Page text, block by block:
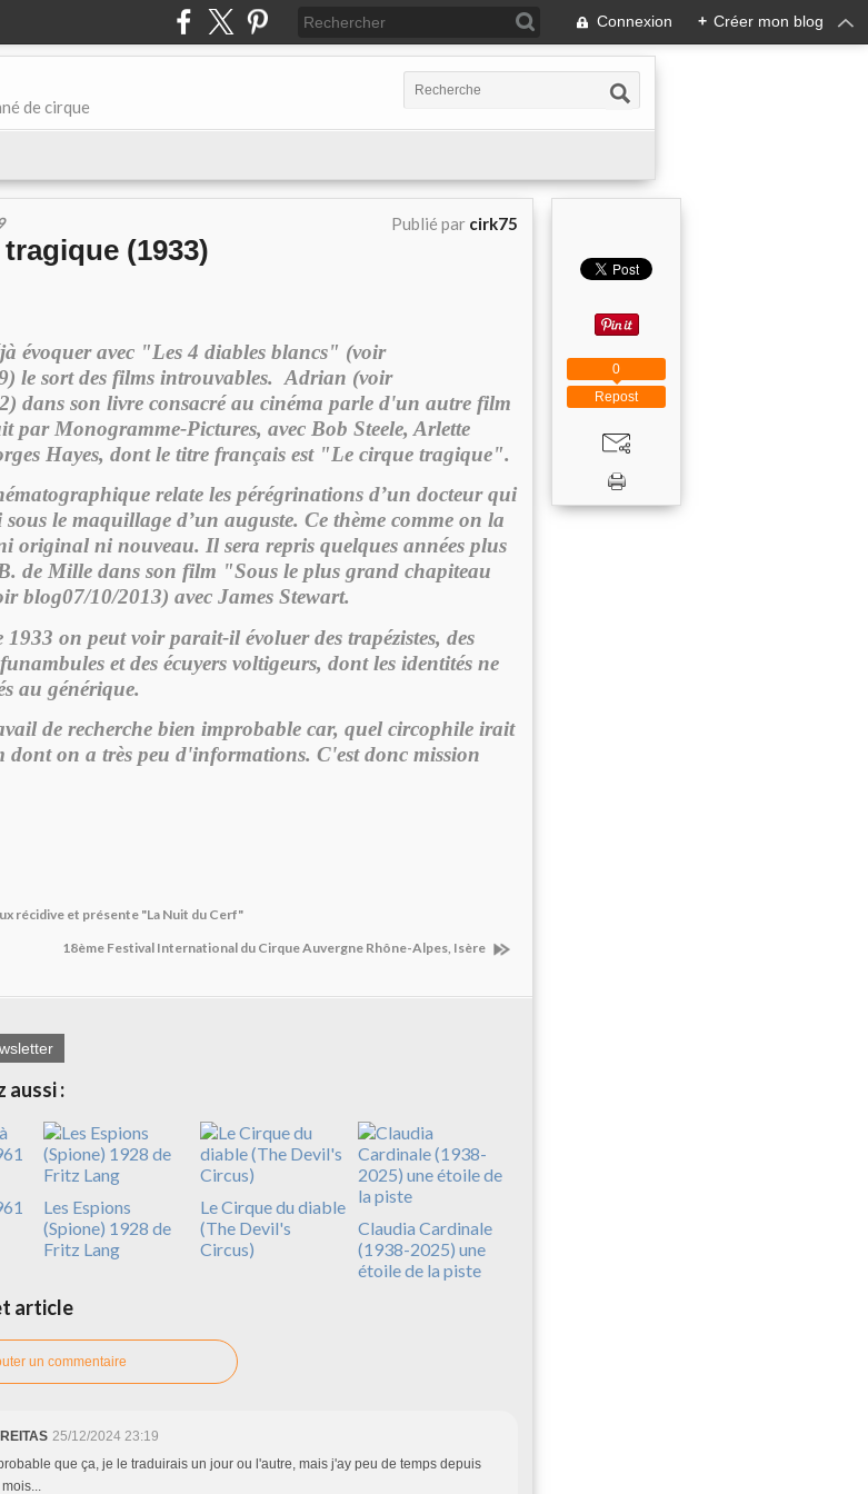
Connexion + Créer mon blog
de cirque
Publié par cirk75
(1933)
évoquer avec "Les 4 diables blancs" (voir
le sort des films introuvables. Adrian (voir
dans son livre consacré au cinéma parle d'un autre film
par Monogramme-Pictures, avec Bob Steele, Arlette
Hayes, dont le titre français est "Le cirque tragique".
relate les pérégrinations d’un docteur qui
sous le maquillage d’un auguste. Ce thème comme on la
original ni nouveau. Il sera repris quelques années plus
de Mille dans son film "Sous le plus grand chapiteau
blog07/10/2013) avec James Stewart.
on peut voir parait-il évoluer des trapézistes, des
et des écuyers voltigeurs, dont les identités ne
au générique.
de recherche bien improbable car, quel circophile irait
dont on a très peu d'informations. C'est donc mission
récidive et présente "La Nuit du Cerf"
18ème Festival International du Cirque Auvergne Rhône-Alpes, Isère
aussi :
Les Espions
(Spione) 1928 de
Fritz Lang
Le Cirque du diable
(The Devil's
Circus)
Claudia Cardinale
(1938-2025) une
étoile de la piste
article
un commentaire
25/12/2024 23:19
que ça, je le traduirais un jour ou l'autre, mais j'ay peu de temps depuis
Repost
0